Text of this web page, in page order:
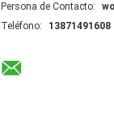
Persona de Contacto:
Teléfono:
13871491608